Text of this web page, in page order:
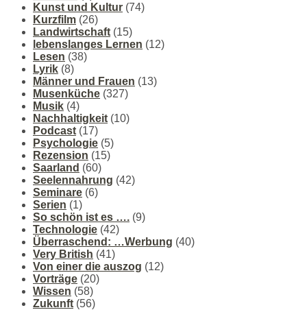
Kunst und Kultur (74)
Kurzfilm (26)
Landwirtschaft (15)
lebenslanges Lernen (12)
Lesen (38)
Lyrik (8)
Männer und Frauen (13)
Musenküche (327)
Musik (4)
Nachhaltigkeit (10)
Podcast (17)
Psychologie (5)
Rezension (15)
Saarland (60)
Seelennahrung (42)
Seminare (6)
Serien (1)
So schön ist es …. (9)
Technologie (42)
Überraschend: …Werbung (40)
Very British (41)
Von einer die auszog (12)
Vorträge (20)
Wissen (58)
Zukunft (56)